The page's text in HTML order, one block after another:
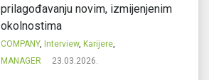
prilagođavanju novim, izmijenjenim
okolnostima
COMPANY, Interview, Karijere,
MANAGER
23.03.2026.